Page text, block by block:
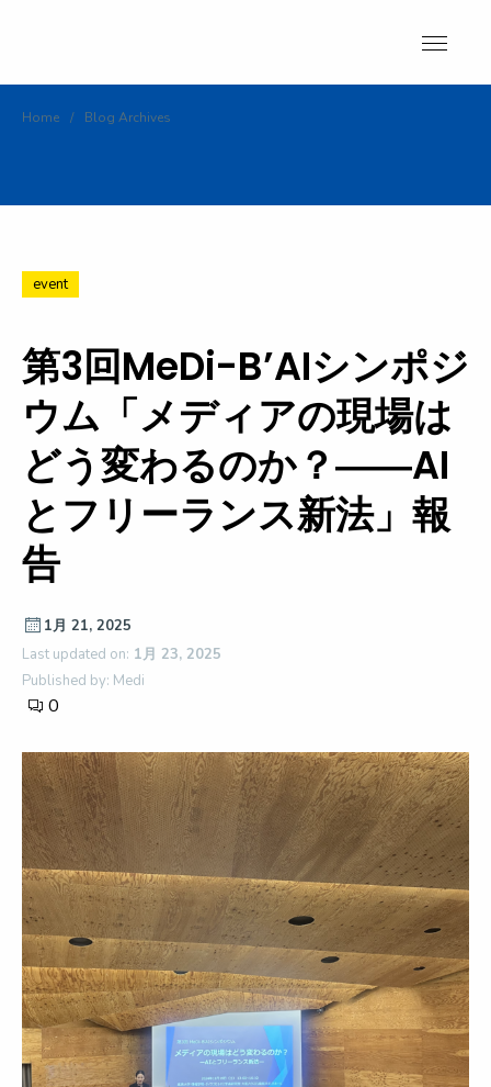
Home / Blog Archives
event
第3回MeDi-B’AIシンポジ
ウム「メディアの現場は
どう変わるのか？――AI
とフリーランス新法」報
告
1月 21, 2025
Last updated on: 1月 23, 2025
Published by: Medi
0